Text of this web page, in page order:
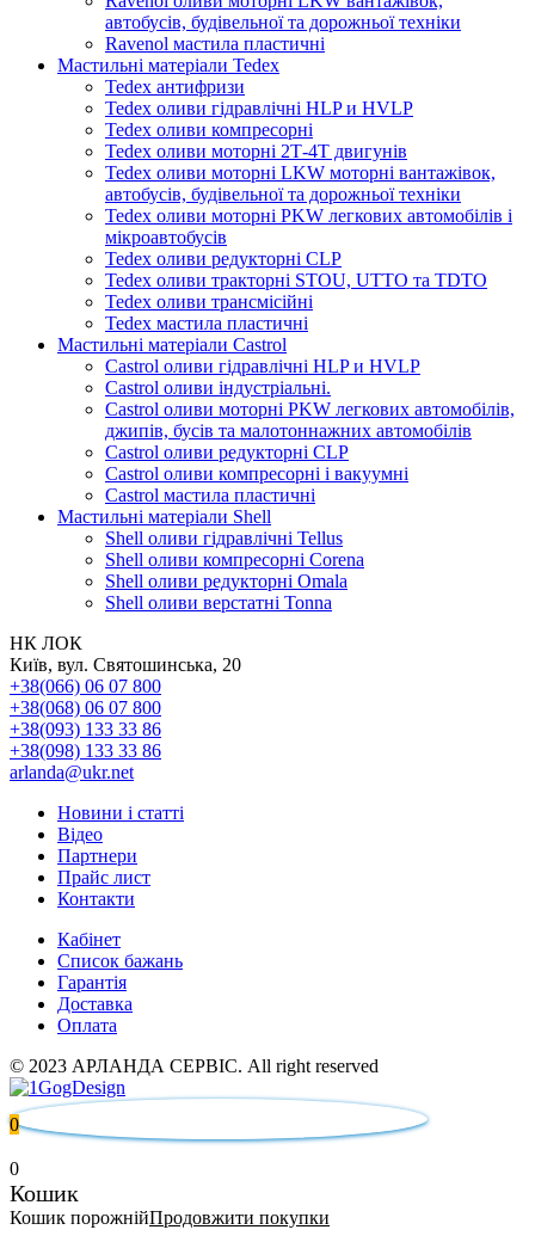
автобусів, будівельної та дорожньої техніки
Ravenol мастила пластичні
Мастильні матеріали Tedex
Tedex антифризи
Tedex оливи гідравлічні HLP и HVLP
Tedex оливи компресорні
Tedex оливи моторні 2Т-4Т двигунів
Tedex оливи моторні LKW моторні вантажівок,
автобусів, будівельної та дорожньої техніки
Tedex оливи моторні PKW легкових автомобілів і
мікроавтобусів
Tedex оливи редукторні CLP
Tedex оливи тракторні STOU, UTTO та TDTO
Tedex оливи трансмісійні
Tedex мастила пластичні
Мастильні матеріали Castrol
Castrol оливи гідравлічні HLP и HVLP
Castrol оливи індустріальні.
Castrol оливи моторні PKW легкових автомобілів,
джипів, бусів та малотоннажних автомобілів
Castrol оливи редукторні CLP
Castrol оливи компресорні і вакуумні
Castrol мастила пластичні
Мастильні матеріали Shell
Shell оливи гідравлічні Tellus
Shell оливи компресорні Corena
Shell оливи редукторні Omala
Shell оливи верстатні Tonna
НК ЛОК
Київ, вул. Святошинська, 20
+38(066) 06 07 800
+38(068) 06 07 800
+38(093) 133 33 86
+38(098) 133 33 86
arlanda@ukr.net
Новини і статті
Відео
Партнери
Прайс лист
Контакти
Кабінет
Список бажань
Гарантія
Доставка
Оплата
© 2023 АРЛАНДА СЕРВІС. All right reserved
0
0
Кошик
Кошик порожнійПродовжити покупки